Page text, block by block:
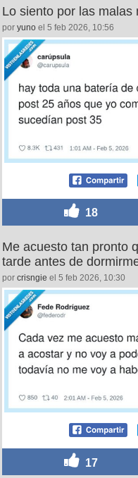
Lo siento por las
por yuno el 5 feb 2026, 10:56
18
Me acuesto tan pronto
tarde antes de
por crisngie el 5 feb 2026, 10:30
17